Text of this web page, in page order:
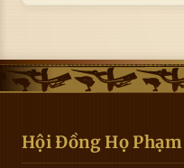
Hội Đồng Họ